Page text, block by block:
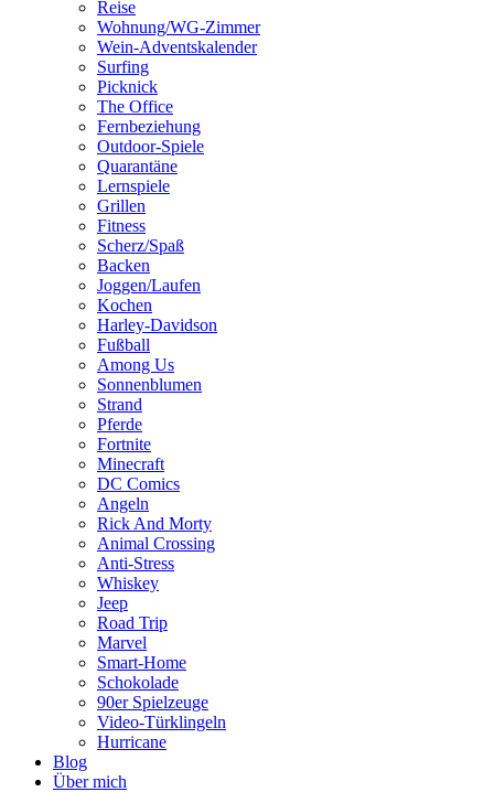
Reise
Wohnung/WG-Zimmer
Wein-Adventskalender
Surfing
Picknick
The Office
Fernbeziehung
Outdoor-Spiele
Quarantäne
Lernspiele
Grillen
Fitness
Scherz/Spaß
Backen
Joggen/Laufen
Kochen
Harley-Davidson
Fußball
Among Us
Sonnenblumen
Strand
Pferde
Fortnite
Minecraft
DC Comics
Angeln
Rick And Morty
Animal Crossing
Anti-Stress
Whiskey
Jeep
Road Trip
Marvel
Smart-Home
Schokolade
90er Spielzeuge
Video-Türklingeln
Hurricane
Blog
Über mich